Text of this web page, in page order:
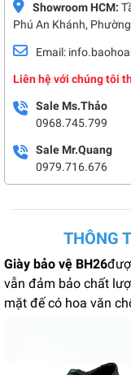
Showroom HCM:
Phú An Khánh,
Email:
Liên hệ với chúng tôi
Sale Ms.Thảo
0968.745.799
Sale Mr.Quang
0979.716.676
THÔNG
Giày bảo vệ BH26
vẫn đảm bảo chất
mặt đế có hoa văn